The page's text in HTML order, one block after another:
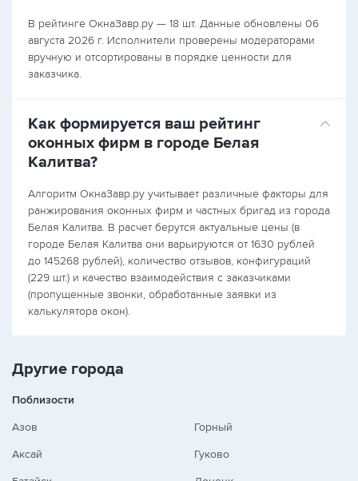
В рейтинге ОкнаЗавр.ру — 18 шт. Данные обновлены 06
августа 2026 г. Исполнители проверены модераторами
вручную и отсортированы в порядке ценности для
заказчика.
Как формируется ваш рейтинг
оконных фирм в городе Белая
Калитва?
Алгоритм ОкнаЗавр.ру учитывает различные факторы для
ранжирования оконных фирм и частных бригад из города
Белая Калитва. В расчет берутся актуальные цены (в
городе Белая Калитва они варьируются от 1630 рублей
до 145268 рублей), количество отзывов, конфигураций
(229 шт.) и качество взаимодействия с заказчиками
(пропущенные звонки, обработанные заявки из
калькулятора окон).
Другие города
Поблизости
Азов
Аксай
Горный
Гуково